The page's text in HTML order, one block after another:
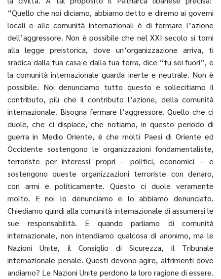
“Quello che noi diciamo, abbiamo detto e diremo ai governi
locali e alle comunità internazionali è di fermare l’azione
dell’aggressore. Non è possibile che nel XXI secolo si torni
alla legge preistorica, dove un’organizzazione arriva, ti
sradica dalla tua casa e dalla tua terra, dice “tu sei fuori”, e
la comunità internazionale guarda inerte e neutrale. Non è
possibile. Noi denunciamo tutto questo e sollecitiamo il
contributo, più che il contributo l’azione, della comunità
internazionale. Bisogna fermare l’aggressore. Quello che ci
duole, che ci dispiace, che notiamo, in questo periodo di
guerra in Medio Oriente, è che molti Paesi di Oriente ed
Occidente sostengono le organizzazioni fondamentaliste,
terroriste per interessi propri – politici, economici – e
sostengono queste organizzazioni terroriste con denaro,
con armi e politicamente. Questo ci duole veramente
molto. E noi lo denunciamo e lo abbiamo denunciato.
Chiediamo quindi alla comunità internazionale di assumersi le
sue responsabilità. E quando parliamo di comunità
internazionale, non intendiamo qualcosa di anonimo, ma le
Nazioni Unite, il Consiglio di Sicurezza, il Tribunale
internazionale penale. Questi devono agire, altrimenti dove
andiamo? Le Nazioni Unite perdono la loro ragione di essere.